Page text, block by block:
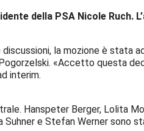
della PSA Nicole Ruch.
la mozione è stata
«Accetto questa
interim.
Hanspeter Berger, Lolita
Suhner e Stefan Werner sono